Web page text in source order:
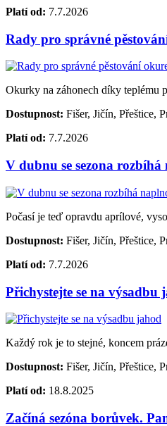
Platí od: 7.7.2026
Rady pro správné
Okurky na záhonech díky teplému
Dostupnost: Fišer, Jičín, Přeštice,
Platí od: 7.7.2026
V dubnu se sezona
Počasí je teď opravdu aprílové,
Dostupnost: Fišer, Jičín, Přeštice,
Platí od: 7.7.2026
Přichystejte se na výsadbu
Každý rok je to stejné, koncem
Dostupnost: Fišer, Jičín, Přeštice,
Platí od: 18.8.2025
Začíná sezóna borůvek.